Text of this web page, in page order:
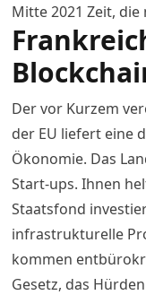
Mitte 2021 Zeit,
Der vor Kurzem
der EU liefert eine
Ökonomie. Das
Start-ups. Ihnen
Staatsfond
infrastrukturelle
kommen
Gesetz, das